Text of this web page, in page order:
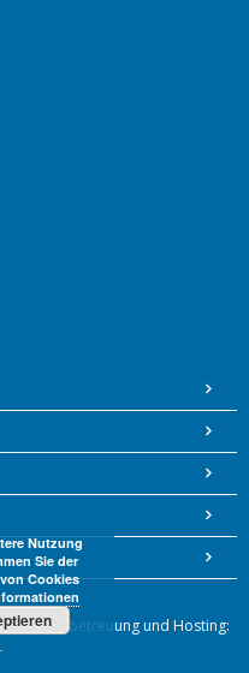
/ Webbetreuung und Hosting:
Nutzung
Sie der
Cookies